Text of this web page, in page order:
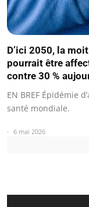
D’ici 2050, la
pourrait être
contre 30 %
EN BREF Épidémie
santé mondiale.
6 mai 2026